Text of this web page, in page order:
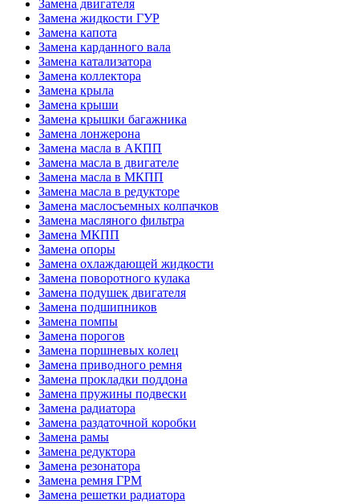
Замена двигателя
Замена жидкости ГУР
Замена капота
Замена карданного вала
Замена катализатора
Замена коллектора
Замена крыла
Замена крыши
Замена крышки багажника
Замена лонжерона
Замена масла в АКПП
Замена масла в двигателе
Замена масла в МКПП
Замена масла в редукторе
Замена маслосъемных колпачков
Замена масляного фильтра
Замена МКПП
Замена опоры
Замена охлаждающей жидкости
Замена поворотного кулака
Замена подушек двигателя
Замена подшипников
Замена помпы
Замена порогов
Замена поршневых колец
Замена приводного ремня
Замена прокладки поддона
Замена пружины подвески
Замена радиатора
Замена раздаточной коробки
Замена рамы
Замена редуктора
Замена резонатора
Замена ремня ГРМ
Замена решетки радиатора